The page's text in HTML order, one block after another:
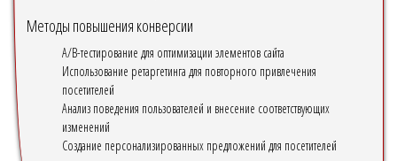
Методы повышения конверсии
A/B-тестирование для оптимизации элементов сайта
Использование ретаргетинга для повторного привлечения
посетителей
Анализ поведения пользователей и внесение соответствующих
изменений
Создание персонализированных предложений для посетителей